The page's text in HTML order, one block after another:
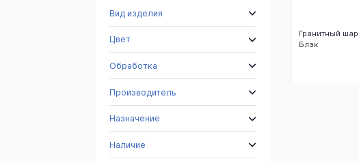
Вид изделия
Цвет
Обработка
Производитель
Назначение
Наличие
Гранитный
Блэк